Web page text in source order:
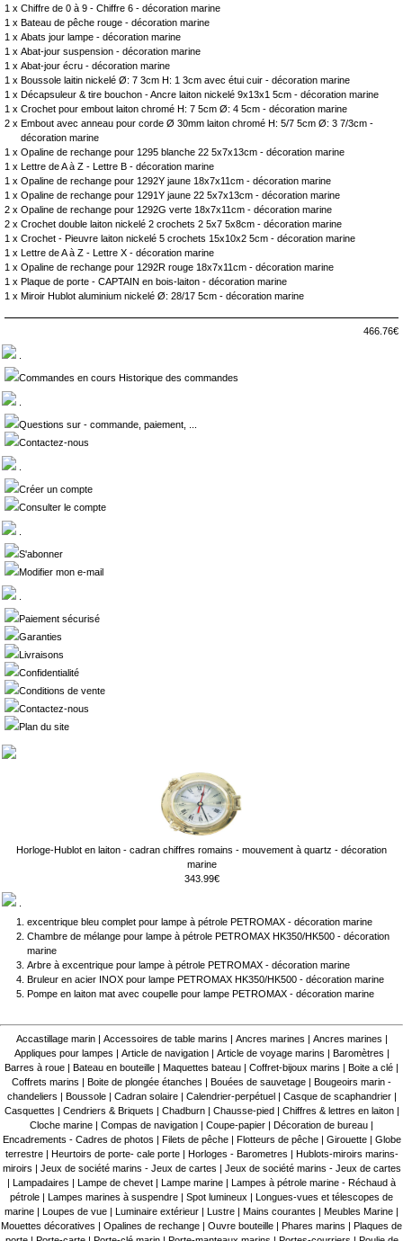
1 x Chiffre de 0 à 9 - Chiffre 6 - décoration marine
1 x Bateau de pêche rouge - décoration marine
1 x Abats jour lampe - décoration marine
1 x Abat-jour suspension - décoration marine
1 x Abat-jour écru - décoration marine
1 x Boussole laitin nickelé Ø: 7 3cm H: 1 3cm avec étui cuir - décoration marine
1 x Décapsuleur & tire bouchon - Ancre laiton nickelé 9x13x1 5cm - décoration marine
1 x Crochet pour embout laiton chromé H: 7 5cm Ø: 4 5cm - décoration marine
2 x Embout avec anneau pour corde Ø 30mm laiton chromé H: 5/7 5cm Ø: 3 7/3cm -
décoration marine
1 x Opaline de rechange pour 1295 blanche 22 5x7x13cm - décoration marine
1 x Lettre de A à Z - Lettre B - décoration marine
1 x Opaline de rechange pour 1292Y jaune 18x7x11cm - décoration marine
1 x Opaline de rechange pour 1291Y jaune 22 5x7x13cm - décoration marine
2 x Opaline de rechange pour 1292G verte 18x7x11cm - décoration marine
2 x Crochet double laiton nickelé 2 crochets 2 5x7 5x8cm - décoration marine
1 x Crochet - Pieuvre laiton nickelé 5 crochets 15x10x2 5cm - décoration marine
1 x Lettre de A à Z - Lettre X - décoration marine
1 x Opaline de rechange pour 1292R rouge 18x7x11cm - décoration marine
1 x Plaque de porte - CAPTAIN en bois-laiton - décoration marine
1 x Miroir Hublot aluminium nickelé Ø: 28/17 5cm - décoration marine
466.76€
Commandes en cours Historique des commandes
Questions sur - commande, paiement, ...
Contactez-nous
Créer un compte
Consulter le compte
S'abonner
Modifier mon e-mail
Paiement sécurisé
Garanties
Livraisons
Confidentialité
Conditions de vente
Contactez-nous
Plan du site
Horloge-Hublot en laiton - cadran chiffres romains - mouvement à quartz - décoration
marine
343.99€
excentrique bleu complet pour lampe à pétrole PETROMAX - décoration marine
Chambre de mélange pour lampe à pétrole PETROMAX HK350/HK500 - décoration
marine
Arbre à excentrique pour lampe à pétrole PETROMAX - décoration marine
Bruleur en acier INOX pour lampe PETROMAX HK350/HK500 - décoration marine
Pompe en laiton mat avec coupelle pour lampe PETROMAX - décoration marine
Accastillage marin| Accessoires de table marins | Ancres marines | Ancres marines |
Appliques pour lampes | Article de navigation| Article de voyage marins | Baromètres |
Barres à roue | Bateau en bouteille | Maquettes bateau | Coffret-bijoux marins | Boite a clé |
Coffrets marins | Boite de plongée étanches | Bouées de sauvetage | Bougeoirs marin -
chandeliers | Boussole| Cadran solaire| Calendrier-perpétuel| Casque de scaphandrier|
Casquettes | Cendriers & Briquets | Chadburn| Chausse-pied| Chiffres & lettres en laiton|
Cloche marine | Compas de navigation | Coupe-papier | Décoration de bureau |
Encadrements - Cadres de photos | Filets de pêche| Flotteurs de pêche| Girouette| Globe
terrestre| Heurtoirs de porte- cale porte| Horloges - Barometres | Hublots-miroirs marins-
miroirs | Jeux de société marins - Jeux de cartes | Jeux de société marins - Jeux de cartes
| Lampadaires | Lampe de chevet | Lampe marine | Lampes à pétrole marine - Réchaud à
pétrole | Lampes marines à suspendre | Spot lumineux | Longues-vues et télescopes de
marine | Loupes de vue | Luminaire extérieur | Lustre | Mains courantes | Meubles Marine |
Mouettes décoratives | Opalines de rechange | Ouvre bouteille | Phares marins | Plaques de